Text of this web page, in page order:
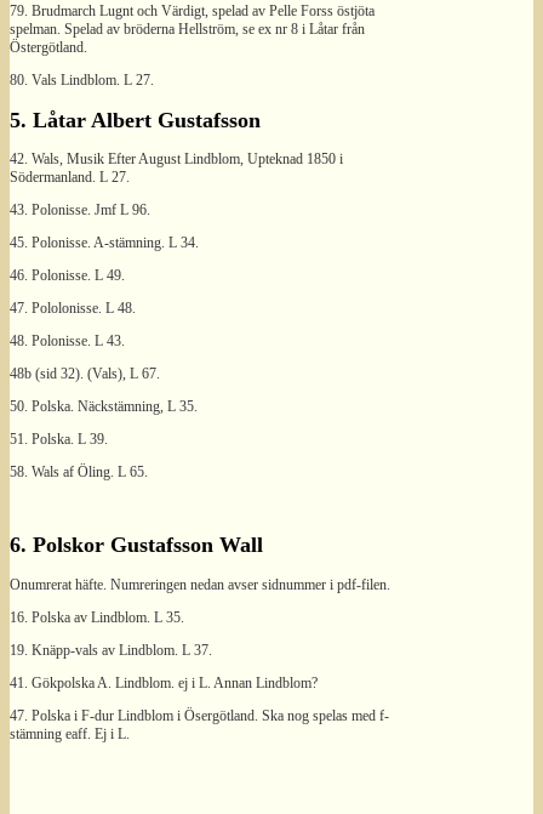
79. Brudmarch Lugnt och Värdigt, spelad av Pelle Forss östjöta
spelman. Spelad av bröderna Hellström, se ex nr 8 i Låtar från
Östergötland.
80. Vals Lindblom. L 27.
5. Låtar Albert Gustafsson
42. Wals, Musik Efter August Lindblom, Upteknad 1850 i
Södermanland. L 27.
43. Polonisse. Jmf L 96.
45. Polonisse. A-stämning. L 34.
46. Polonisse. L 49.
47. Pololonisse. L 48.
48. Polonisse. L 43.
48b (sid 32). (Vals), L 67.
50. Polska. Näckstämning, L 35.
51. Polska. L 39.
58. Wals af Öling. L 65.
6. Polskor Gustafsson Wall
Onumrerat häfte. Numreringen nedan avser sidnummer i pdf-filen.
16. Polska av Lindblom. L 35.
19. Knäpp-vals av Lindblom. L 37.
41. Gökpolska A. Lindblom. ej i L. Annan Lindblom?
47. Polska i F-dur Lindblom i Ösergötland. Ska nog spelas med f-
stämning eaff. Ej i L.